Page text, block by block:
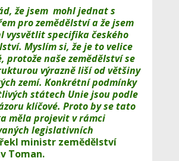
že jsem mohl jednat s
pro zemědělství a že jsem
vysvětlit specifika českého
Myslím si, že je to velice
protože naše zemědělství se
výrazně liší od většiny
zemí. Konkrétní podmínky
státech Unie jsou podle
klíčové. Proto by se tato
měla projevit v rámci
legislativních
ministr zemědělství
Toman.